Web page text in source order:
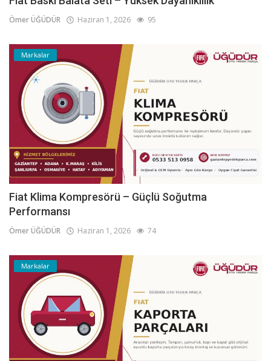
Ömer ÜĞÜDÜR Haziran 1, 2026 95
Markalar
Fiat Klima Kompresörü – Güçlü Soğutma
Performansı
Ömer ÜĞÜDÜR Haziran 1, 2026 74
Markalar